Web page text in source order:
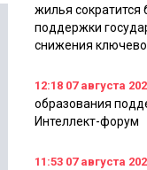
жилья сократится
поддержки
снижения
12:18 07 августа
образования
Интеллект-форум
11:53 07 августа